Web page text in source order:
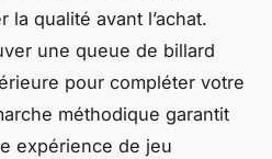
la qualité avant l’achat.
une queue de billard
pour compléter votre
méthodique garantit
expérience de jeu